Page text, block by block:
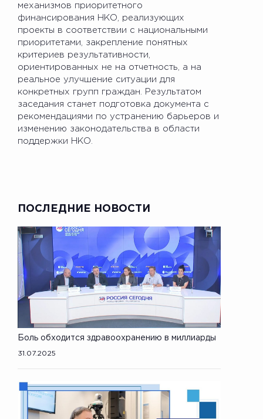
механизмов приоритетного
финансирования НКО, реализующих
проекты в соответствии с национальными
приоритетами, закрепление понятных
критериев результативности,
ориентированных не на отчетность, а на
реальное улучшение ситуации для
конкретных групп граждан. Результатом
заседания станет подготовка документа с
рекомендациями по устранению барьеров и
изменению законодательства в области
поддержки НКО.
ПОСЛЕДНИЕ НОВОСТИ
Боль обходится здравоохранению в миллиарды
31.07.2025